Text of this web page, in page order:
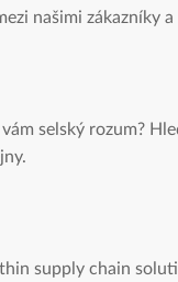
našimi zákazníky
selský rozum?
supply chain